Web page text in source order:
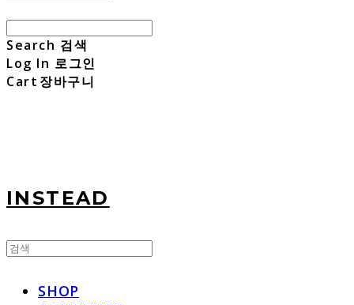
Search 검색
Log In 로그인
Cart 장바구니
INSTEAD
SHOP